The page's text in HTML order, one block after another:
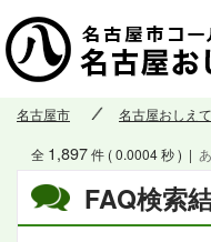
名古屋市 名古屋おしえ
FAQ検索
全 1,897件 ( 0.0004 秒 ) |